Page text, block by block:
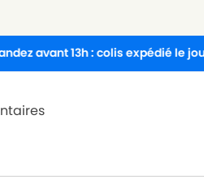
13h : colis expédié le jour même.